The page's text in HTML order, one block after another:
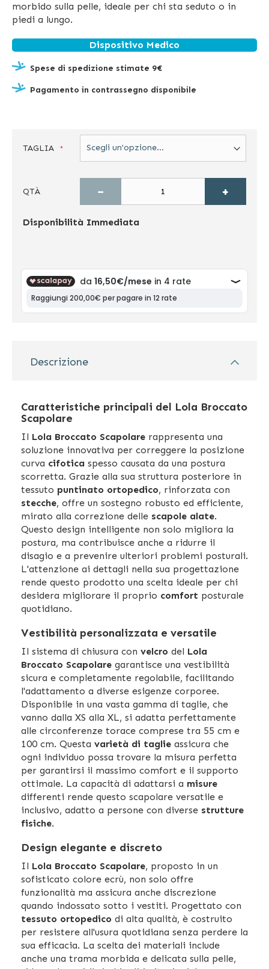
morbido sulla pelle, ideale per chi sta seduto o in
piedi a lungo.
Dispositivo Medico
Spese di spedizione stimate 9€
Pagamento in contrassegno disponibile
TAGLIA
QTÀ − +
Disponibilità Immediata
Descrizione
Caratteristiche principali del Lola Broccato
Scapolare
Il Lola Broccato Scapolare rappresenta una
soluzione innovativa per correggere la posizione
curva cifotica spesso causata da una postura
scorretta. Grazie alla sua struttura posteriore in
tessuto puntinato ortopedico, rinforzata con
stecche, offre un sostegno robusto ed efficiente,
mirato alla correzione delle scapole alate.
Questo design intelligente non solo migliora la
postura, ma contribuisce anche a ridurre il
disagio e a prevenire ulteriori problemi posturali.
L'attenzione ai dettagli nella sua progettazione
rende questo prodotto una scelta ideale per chi
desidera migliorare il proprio comfort posturale
quotidiano.
Vestibilità personalizzata e versatile
Il sistema di chiusura con velcro del Lola
Broccato Scapolare garantisce una vestibilità
sicura e completamente regolabile, facilitando
l'adattamento a diverse esigenze corporee.
Disponibile in una vasta gamma di taglie, che
vanno dalla XS alla XL, si adatta perfettamente
alle circonferenze torace comprese tra 55 cm e
100 cm. Questa varietà di taglie assicura che
ogni individuo possa trovare la misura perfetta
per garantirsi il massimo comfort e il supporto
ottimale. La capacità di adattarsi a misure
differenti rende questo scapolare versatile e
inclusivo, adatto a persone con diverse strutture
fisiche.
Design elegante e discreto
Il Lola Broccato Scapolare, proposto in un
sofisticato colore ecrù, non solo offre
funzionalità ma assicura anche discrezione
quando indossato sotto i vestiti. Progettato con
tessuto ortopedico di alta qualità, è costruito
per resistere all'usura quotidiana senza perdere la
sua efficacia. La scelta dei materiali include
anche una trama morbida e delicata sulla pelle,